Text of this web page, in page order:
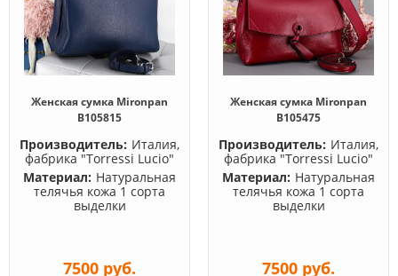
Женская сумка Mironpan
B105815
Производитель: Италия,
фабрика "Torressi Lucio"
Материал: Натуральная
телячья кожа 1 сорта
выделки
7500 руб.
Женская сумка Mironpan
B105475
Производитель: Италия,
фабрика "Torressi Lucio"
Материал: Натуральная
телячья кожа 1 сорта
выделки
7500 руб.